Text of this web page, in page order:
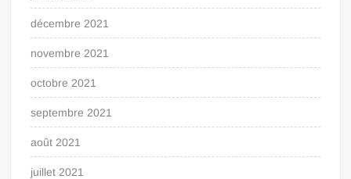
décembre 2021
novembre 2021
octobre 2021
septembre 2021
août 2021
juillet 2021